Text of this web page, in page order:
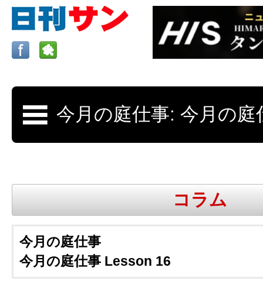
ロサンゼルスの求人、クラシファイド、地元情報など
日刊サンはロサンゼルスの日本語新
更新、求人、クラシファイドは毎週木
コラム
今月の庭仕事
今月の庭仕事 Lesson 16